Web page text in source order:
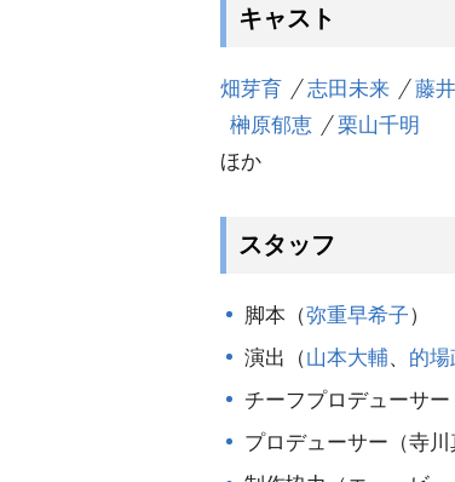
キャスト
畑芽育 志田未来 藤
榊原郁恵
栗山千明
ほか
スタッフ
脚本（弥重早希子）
演出（山本大輔、 的
チーフプロデューサー
プロデューサー（寺